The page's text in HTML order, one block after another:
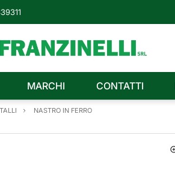
MARCHI CONTATTI
NASTRO IN FERRO